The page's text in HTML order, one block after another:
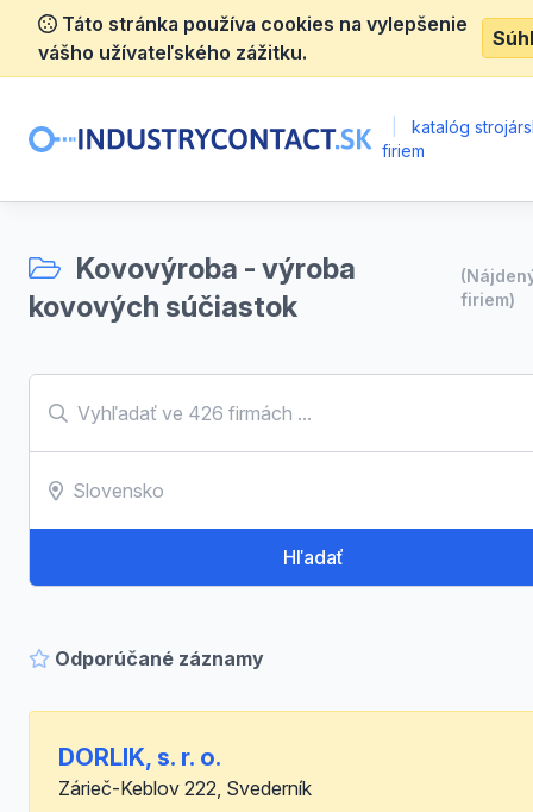
Táto stránka používa cookies na vylepšenie
vášho užívateľského zážitku.
katalóg
firiem
Kovovýroba - výroba
kovových súčiastok
firiem)
Hľadať
Odporúčané záznamy
DORLIK, s. r. o.
Zárieč-Keblov 222, Svederník